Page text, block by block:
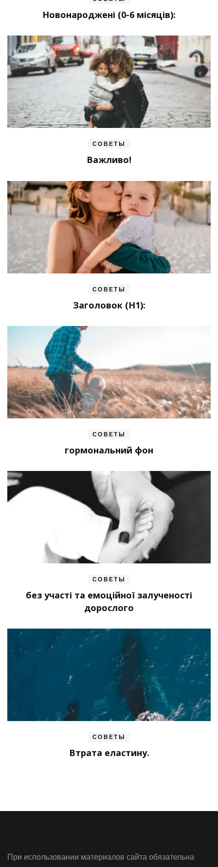
Новонароджені (0-6 місяців):
СОВЕТЫ
Важливо!
СОВЕТЫ
Заголовок (H1):
СОВЕТЫ
гормональний фон
СОВЕТЫ
без участі та емоційної залученості
дорослого
СОВЕТЫ
Втрата еластину.
При использовании материалов сайта обязательна